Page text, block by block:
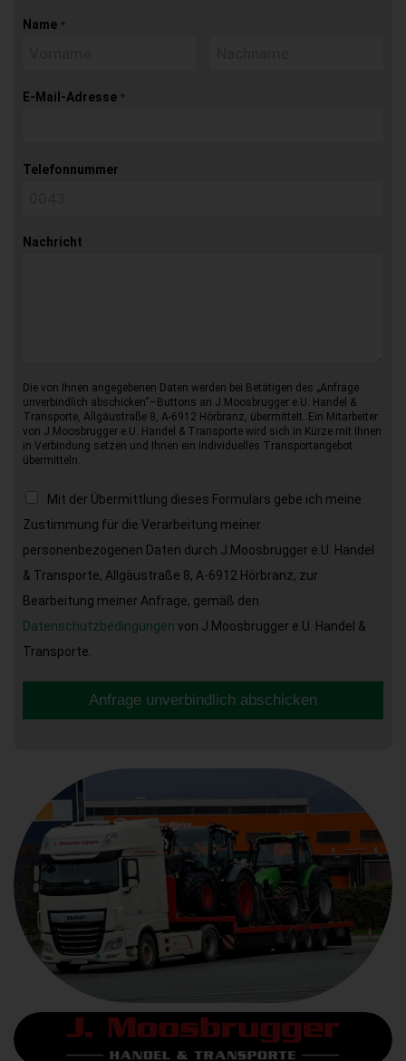
Name *
E-Mail-Adresse *
Telefonnummer
Nachricht
Die von Ihnen angegebenen Daten werden bei Betätigen des „Anfrage
unverbindlich abschicken“–Buttons an J.Moosbrugger e.U. Handel &
Transporte, Allgäustraße 8, A-6912 Hörbranz, übermittelt. Ein Mitarbeiter
von J.Moosbrugger e.U. Handel & Transporte wird sich in Kürze mit Ihnen
in Verbindung setzen und Ihnen ein individuelles Transportangebot
übermitteln.
Mit der Übermittlung dieses Formulars gebe ich meine
Zustimmung für die Verarbeitung meiner
personenbezogenen Daten durch J.Moosbrugger e.U. Handel
& Transporte, Allgäustraße 8, A-6912 Hörbranz, zur
Bearbeitung meiner Anfrage, gemäß den
Datenschutzbedingungen von J.Moosbrugger e.U. Handel &
Transporte.
Anfrage unverbindlich abschicken